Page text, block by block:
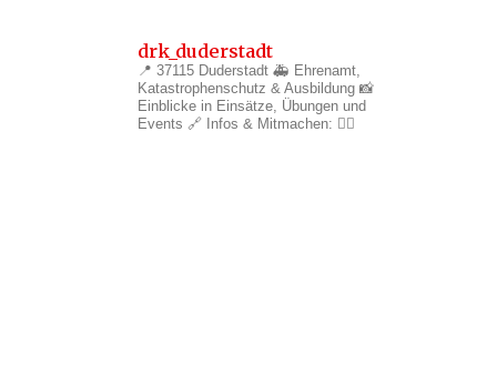
drk_duderstadt
📍 37115 Duderstadt 🚑 Ehrenamt,
Katastrophenschutz & Ausbildung 📸
Einblicke in Einsätze, Übungen und
Events 🔗 Infos & Mitmachen: 👇🏼